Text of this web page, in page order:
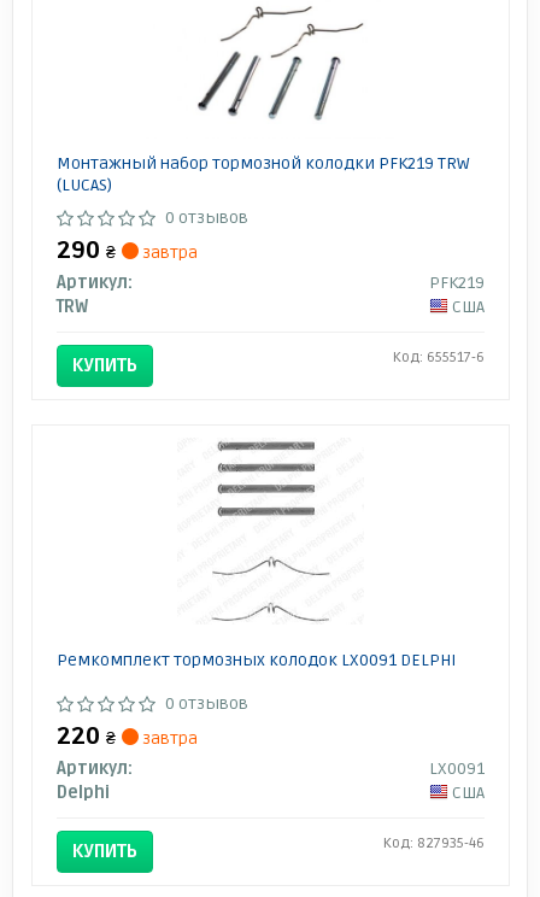
Монтажный набор тормозной колодки PFK219 TRW
(LUCAS)
0 отзывов
290 ₴
завтра
Артикул:
PFK219
TRW
США
КУПИТЬ Код: 655517-6
Ремкомплект тормозных колодок LX0091 DELPHI
0 отзывов
220 ₴
завтра
Артикул:
LX0091
Delphi
США
КУПИТЬ Код: 827935-46